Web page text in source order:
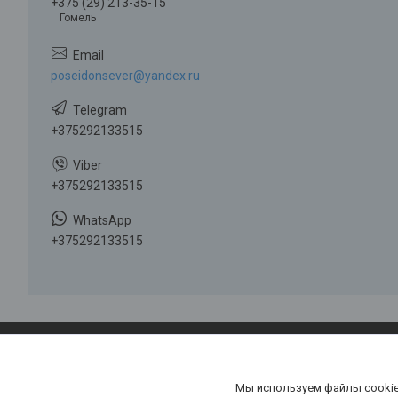
Гомель
poseidonsever@yandex.ru
+375292133515
+375292133515
+375292133515
Мы используем файлы